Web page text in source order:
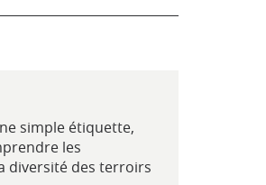
simple étiquette,
les
diversité des terroirs